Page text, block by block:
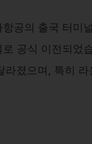
공의 출국 터미
공식 이전되었
졌으며, 특히